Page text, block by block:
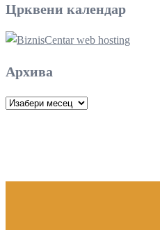
Црквени календар
Архива
Архива